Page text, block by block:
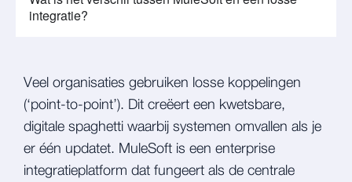
integratie?
Veel organisaties gebruiken losse koppelingen
(‘point-to-point’). Dit creëert een kwetsbare,
digitale spaghetti waarbij systemen omvallen als je
er één updatet. MuleSoft is een enterprise
integratieplatform dat fungeert als de centrale